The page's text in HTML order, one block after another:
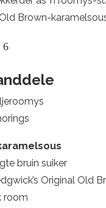
Brown-
6
bruin suiker
Original Old
room